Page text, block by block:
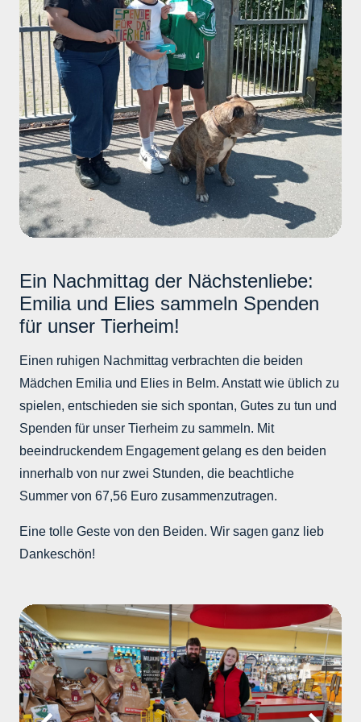
Auch ein herzliches Dankeschön an das Team vom
Futterhaus und Fressnapf für Ihre Mühe.
Ein Nachmittag der Nächstenliebe:
Emilia und Elies sammeln Spenden
für unser Tierheim!
Einen ruhigen Nachmittag verbrachten die beiden
Mädchen Emilia und Elies in Belm. Anstatt wie üblich zu
spielen, entschieden sie sich spontan, Gutes zu tun und
Spenden für unser Tierheim zu sammeln. Mit
beeindruckendem Engagement gelang es den beiden
innerhalb von nur zwei Stunden, die beachtliche
Summer von 67,56 Euro zusammenzutragen.
Eine tolle Geste von den Beiden. Wir sagen ganz lieb
Dankeschön!